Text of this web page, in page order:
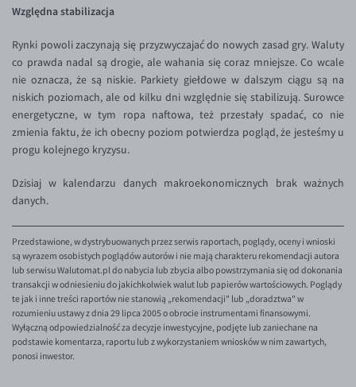
EUR/DKK
EUR/NOK
EUR/SEK
EUR/AUD
EUR/BGN
EUR/CNY
EUR/HKD
EUR/HUF
EUR/ILS
EUR/JPY
Względna stabilizacja
Rynki powoli zaczynają się przyzwyczajać do nowych zasad gry. Waluty
co prawda nadal są drogie, ale wahania się coraz mniejsze. Co wcale
nie oznacza, że są niskie. Parkiety giełdowe w dalszym ciągu są na
niskich poziomach, ale od kilku dni względnie się stabilizują. Surowce
energetyczne, w tym ropa naftowa, też przestały spadać, co nie
zmienia faktu, że ich obecny poziom potwierdza pogląd, że jesteśmy u
progu kolejnego kryzysu.
Dzisiaj w kalendarzu danych makroekonomicznych brak ważnych
danych.
Przedstawione, w dystrybuowanych przez serwis raportach, poglądy, oceny i wnioski
są wyrazem osobistych poglądów autorów i nie mają charakteru rekomendacji autora
lub serwisu Walutomat.pl do nabycia lub zbycia albo powstrzymania się od dokonania
transakcji w odniesieniu do jakichkolwiek walut lub papierów wartościowych. Poglądy
te jak i inne treści raportów nie stanowią „rekomendacji" lub „doradztwa" w
rozumieniu ustawy z dnia 29 lipca 2005 o obrocie instrumentami finansowymi.
Wyłączną odpowiedzialność za decyzje inwestycyjne, podjęte lub zaniechane na
podstawie komentarza, raportu lub z wykorzystaniem wniosków w nim zawartych,
ponosi inwestor.